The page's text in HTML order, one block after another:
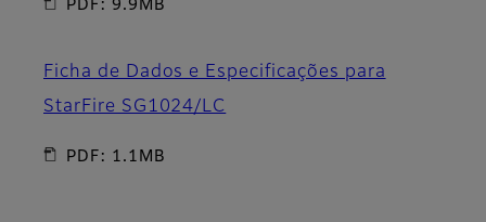
PDF: 9.9MB
Ficha de Dados e Especificações para
StarFire SG1024/LC
PDF: 1.1MB